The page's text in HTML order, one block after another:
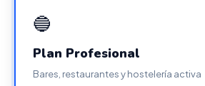
🔵
Plan Profesional
Bares, restaurantes y hostelería activa